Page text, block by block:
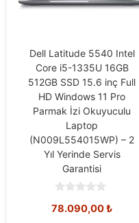
Dell Latitude 5540 Intel
Core i5-1335U 16GB
512GB SSD 15.6 inç Full
HD Windows 11 Pro
Parmak İzi Okuyuculu
Laptop
(N009L554015WP) – 2
Yıl Yerinde Servis
Garantisi
o
78.090,00₺